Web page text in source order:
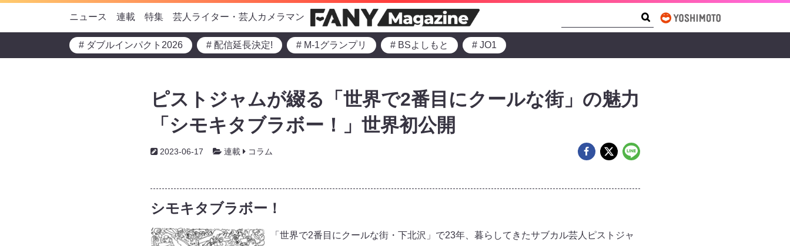
ニュース 連載 特集 芸人ライター・芸人カメラマン
# ダブルインパクト2026 # 配信延長決定! # M-1グランプリ # BSよしもと # JO1
ピストジャムが綴る「世界で2番目にクールな街」の魅力
「シモキタブラボー！」世界初公開
2023-06-17 連載 コラム
シモキタブラボー！
「世界で2番目にクールな街・下北沢」で23年、暮らしてきたサブカル芸人ピストジャ